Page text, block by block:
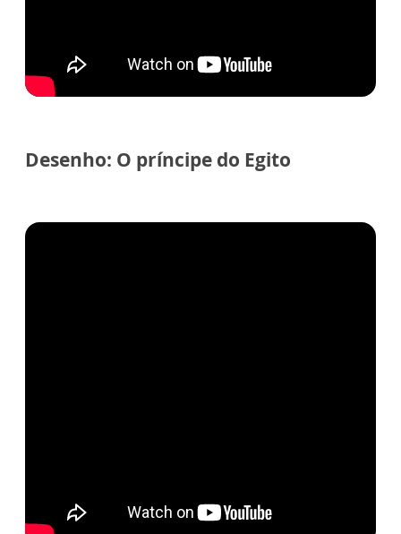
Desenho: O príncipe do Egito